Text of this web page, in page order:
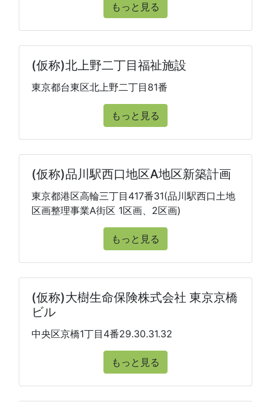
もっと見る
(仮称)北上野二丁目福祉施設
東京都台東区北上野二丁目81番
もっと見る
(仮称)品川駅西口地区A地区新築計画
東京都港区高輪三丁目417番31(品川駅西口土地
区画整理事業A街区 1区画、2区画)
もっと見る
(仮称)大樹生命保険株式会社 東京京橋
ビル
中央区京橋1丁目4番29.30.31.32
もっと見る